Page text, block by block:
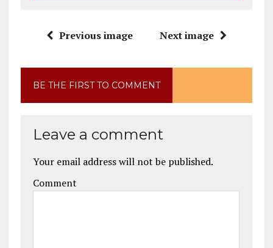
Previous image Next image
BE THE FIRST TO COMMENT
Leave a comment
Your email address will not be published.
Comment